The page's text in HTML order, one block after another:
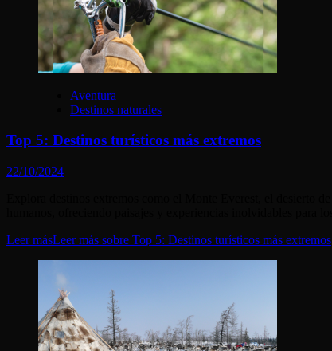
Aventura
Destinos naturales
Top 5: Destinos turísticos más extremos
22/10/2024
Leer másLeer más sobre Top 5: Destinos turísticos más extremos